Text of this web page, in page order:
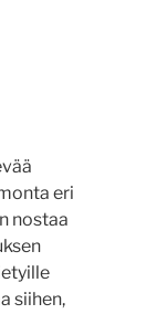
eri
nostaa
siihen,